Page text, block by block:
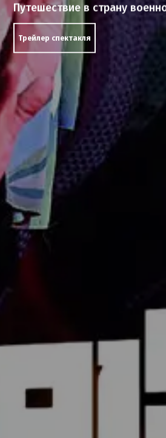
Путешествие в страну
Трейлер спектакля